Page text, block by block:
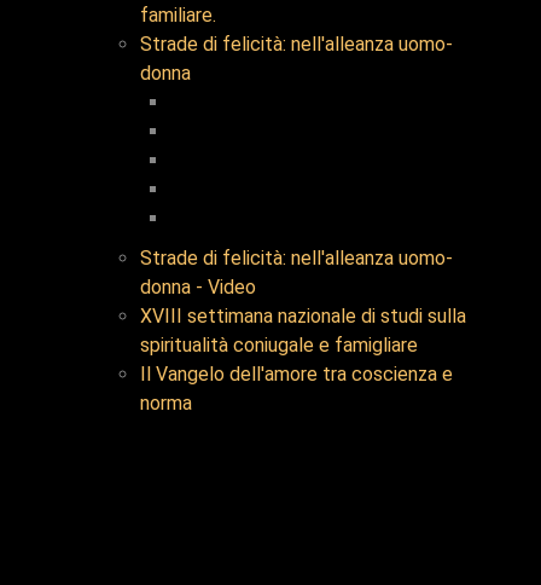
familiare.
Strade di felicità: nell'alleanza uomo-
donna
Strade di felicità: nell'alleanza uomo-
donna - Video
XVIII settimana nazionale di studi sulla
spiritualità coniugale e famigliare
Il Vangelo dell'amore tra coscienza e
norma